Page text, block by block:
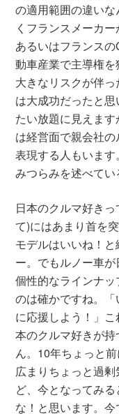
の適用範囲の違い
くフランスメーカ
あるいはフランス
動車産業で主導権を
大きなリスクが伴
は大成功だったと
たい放題に見えま
は経営面で親会社
表現する人もいま
みつらみを述べてい
日本のクルマ好き
て)にはあまり首を
モデルはいいね！
ー。でもルノー車
個性的なラインナ
のは確かですね。
に応援しよう！」
本のクルマ好きが
ん。10年ちょっと
広まりちょっと過
ど、今となってみ
な！と思います。